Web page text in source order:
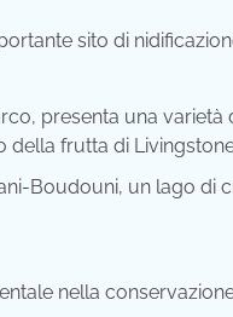
sito di
presenta una
della frutta di
Boudouni, un lago di
nella